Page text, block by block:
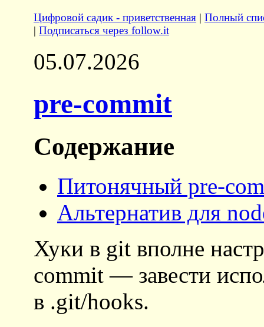
Цифровой садик - приветственная | Полный
| Подписаться через follow.it
05.07.2026
pre-commit
Содержание
Питонячный pre-
Альтернатив для
Хуки в git вполне
commit — завести
в .git/hooks.